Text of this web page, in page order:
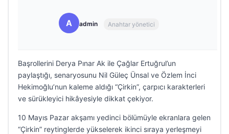
A admin Anahtar yönetici
Başrollerini Derya Pınar Ak ile Çağlar Ertuğrul’un
paylaştığı, senaryosunu Nil Güleç Ünsal ve Özlem İnci
Hekimoğlu’nun kaleme aldığı “Çirkin”, çarpıcı karakterleri
ve sürükleyici hikâyesiyle dikkat çekiyor.
10 Mayıs Pazar akşamı yedinci bölümüyle ekranlara gelen
“Çirkin” reytinglerde yükselerek ikinci sıraya yerleşmeyi